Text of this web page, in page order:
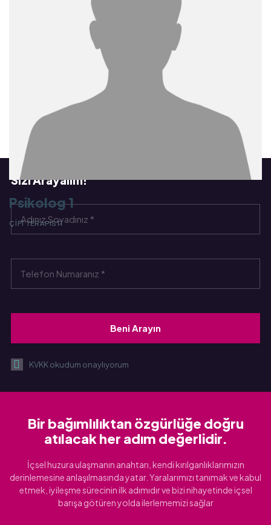
Psikolog 1
ÇIFT TERAPISTI
Sizi Arayalım!
KVKK okudum onaylıyorum
Bir bağımlılıktan özgürlüğe doğru
atılacak her adım değerlidir.
İçsel huzura ulaşmanın anahtarı, kendi kırılganlıklarımızın
derinlemesine anlaşılmasında yatar. Yaralarımızı tanımak ve kabul
etmek, iyileşme sürecinin ilk adımıdır ve bizi nihayetinde içsel
barışa götüren yolda ilerlememizi sağlar